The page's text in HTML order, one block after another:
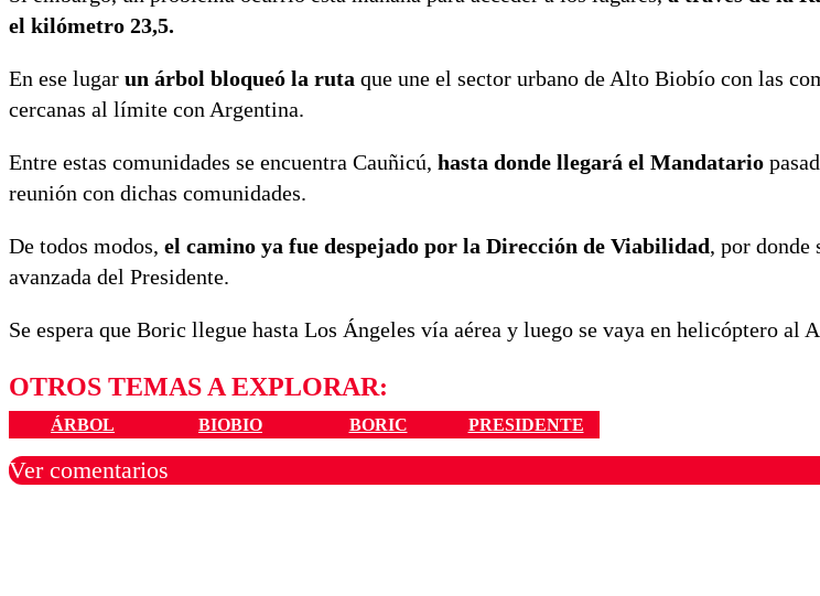
el kilómetro 23,5.
En ese lugar un árbol bloqueó la ruta que une el sector urbano de Alto Biobío con las
cercanas al límite con Argentina.
Entre estas comunidades se encuentra Cauñicú, hasta donde llegará el Mandatario
reunión con dichas comunidades.
De todos modos, el camino ya fue despejado por la Dirección de Viabilidad, por donde
avanzada del Presidente.
Se espera que Boric llegue hasta Los Ángeles vía aérea y luego se vaya en helicóptero al
OTROS TEMAS A EXPLORAR:
ÁRBOL BIOBIO BORIC PRESIDENTE
Ver comentarios